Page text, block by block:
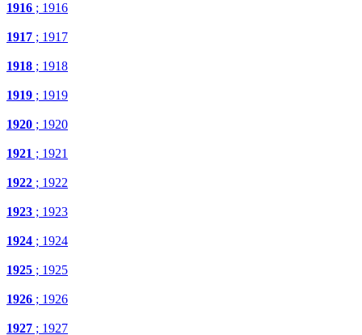
1916 ; 1916
1917 ; 1917
1918 ; 1918
1919 ; 1919
1920 ; 1920
1921 ; 1921
1922 ; 1922
1923 ; 1923
1924 ; 1924
1925 ; 1925
1926 ; 1926
1927 ; 1927